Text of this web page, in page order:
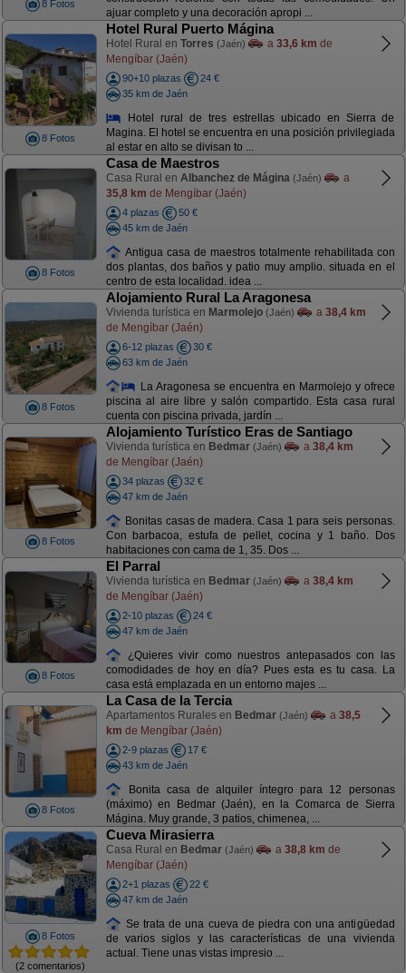
8 Fotos
ajuar completo y una decoración apropi ...
8 Fotos
Hotel Rural Puerto Mágina
Hotel Rural en Torres (Jaén) a 33,6 km de
Mengíbar (Jaén)
90+10 plazas
24 €
35 km de Jaén
Hotel rural de tres estrellas ubicado en Sierra de
Magina. El hotel se encuentra en una posición privilegiada
al estar en alto se divisan to ...
8 Fotos
Casa de Maestros
Casa Rural en Albanchez de Mágina (Jaén)
a
35,8 km de Mengíbar (Jaén)
4 plazas
50 €
45 km de Jaén
Antigua casa de maestros totalmente rehabilitada con
dos plantas, dos baños y patio muy amplio. situada en el
centro de esta localidad. idea ...
8 Fotos
Alojamiento Rural La Aragonesa
Vivienda turística en Marmolejo (Jaén) a 38,4 km
de Mengíbar (Jaén)
6-12 plazas
30 €
63 km de Jaén
La Aragonesa se encuentra en Marmolejo y ofrece
piscina al aire libre y salón compartido. Esta casa rural
cuenta con piscina privada, jardín ...
8 Fotos
Alojamiento Turístico Eras de Santiago
Vivienda turística en Bedmar (Jaén) a 38,4 km
de Mengíbar (Jaén)
34 plazas
32 €
47 km de Jaén
Bonitas casas de madera. Casa 1 para seis personas.
Con barbacoa, estufa de pellet, cocina y 1 baño. Dos
habitaciones con cama de 1, 35. Dos ...
8 Fotos
El Parral
Vivienda turística en Bedmar (Jaén) a 38,4 km
de Mengíbar (Jaén)
2-10 plazas
24 €
47 km de Jaén
¿Quieres vivir como nuestros antepasados con las
comodidades de hoy en día? Pues esta es tu casa. La
casa está emplazada en un entorno majes ...
8 Fotos
La Casa de la Tercia
Apartamentos Rurales en Bedmar (Jaén) a 38,5
km de Mengíbar (Jaén)
2-9 plazas
17 €
43 km de Jaén
Bonita casa de alquiler íntegro para 12 personas
(máximo) en Bedmar (Jaén), en la Comarca de Sierra
Mágina. Muy grande, 3 patios, chimenea, ...
8 Fotos
(2 comentarios)
Cueva Mirasierra
Casa Rural en Bedmar (Jaén) a 38,8 km de
Mengíbar (Jaén)
2+1 plazas
22 €
47 km de Jaén
Se trata de una cueva de piedra con una antigüedad
de varios siglos y las características de una vivienda
actual. Tiene unas vistas impresio ...